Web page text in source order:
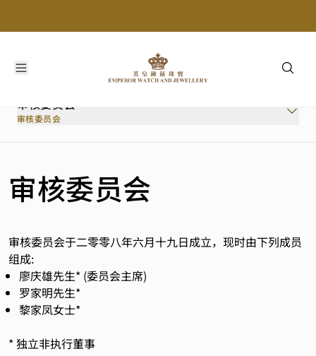
审核委员会
审核委员会
提名委员会
企业管治委员会
审核委员会
审核委员会于二零零八年六月十九日成立，现时由下列成员
组成:
廖庆雄先生* (委员会主席)
罗家明先生*
黎家凤女士*
* 独立非执行董事